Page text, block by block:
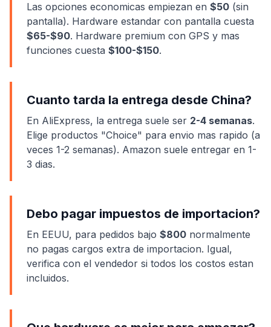
Las opciones economicas empiezan en $50 (sin
pantalla). Hardware estandar con pantalla cuesta
$65-$90. Hardware premium con GPS y mas
funciones cuesta $100-$150.
Cuanto tarda la entrega desde China?
En AliExpress, la entrega suele ser 2-4 semanas.
Elige productos "Choice" para envio mas rapido (a
veces 1-2 semanas). Amazon suele entregar en 1-
3 dias.
Debo pagar impuestos de importacion?
En EEUU, para pedidos bajo $800 normalmente
no pagas cargos extra de importacion. Igual,
verifica con el vendedor si todos los costos estan
incluidos.